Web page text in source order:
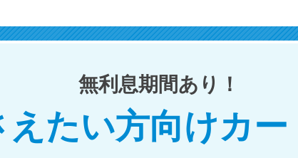
無利息期間あり！
たい方向けカ